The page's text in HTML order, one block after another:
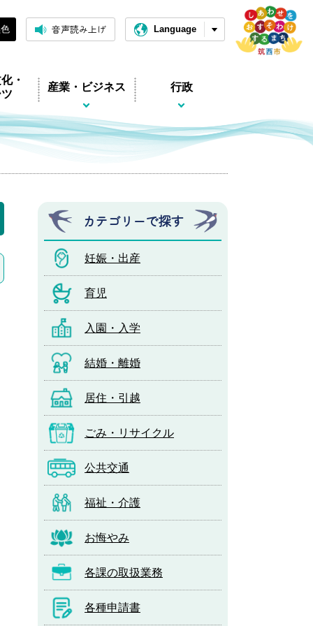
音声読み上げ Language
・
産業・ビジネス 行政
カテゴリーで探す
妊娠・出産
育児
入園・入学
結婚・離婚
居住・引越
ごみ・リサイクル
公共交通
福祉・介護
お悔やみ
各課の取扱業務
各種申請書